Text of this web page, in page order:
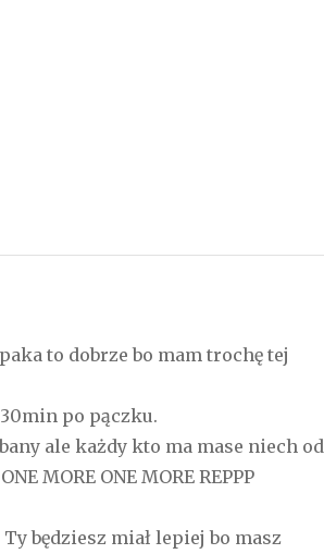
to dobrze bo mam trochę tej
po pączku.
ale każdy kto ma mase niech od
MORE ONE MORE REPPP
będziesz miał lepiej bo masz